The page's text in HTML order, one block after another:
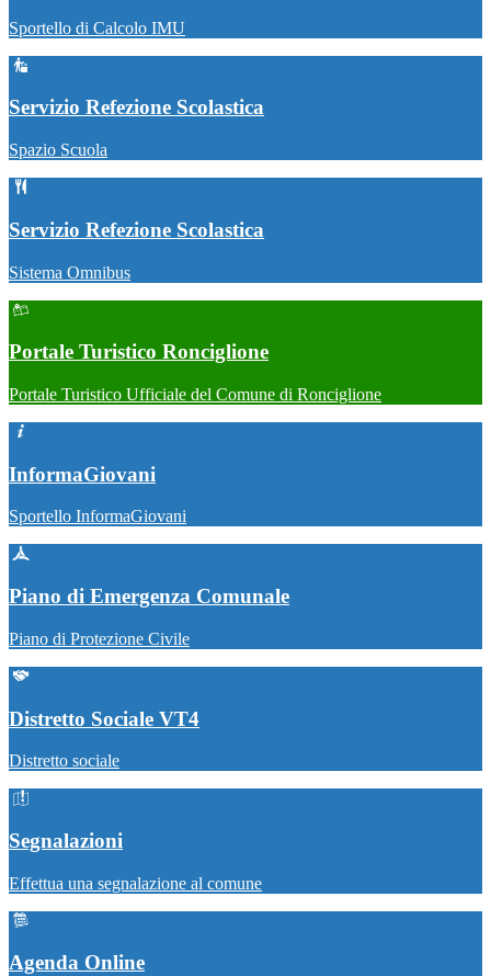
Sportello di Calcolo IMU
Servizio Refezione Scolastica
Spazio Scuola
Servizio Refezione Scolastica
Sistema Omnibus
Portale Turistico Ronciglione
Portale Turistico Ufficiale del Comune di Ronciglione
InformaGiovani
Sportello InformaGiovani
Piano di Emergenza Comunale
Piano di Protezione Civile
Distretto Sociale VT4
Distretto sociale
Segnalazioni
Effettua una segnalazione al comune
Agenda Online